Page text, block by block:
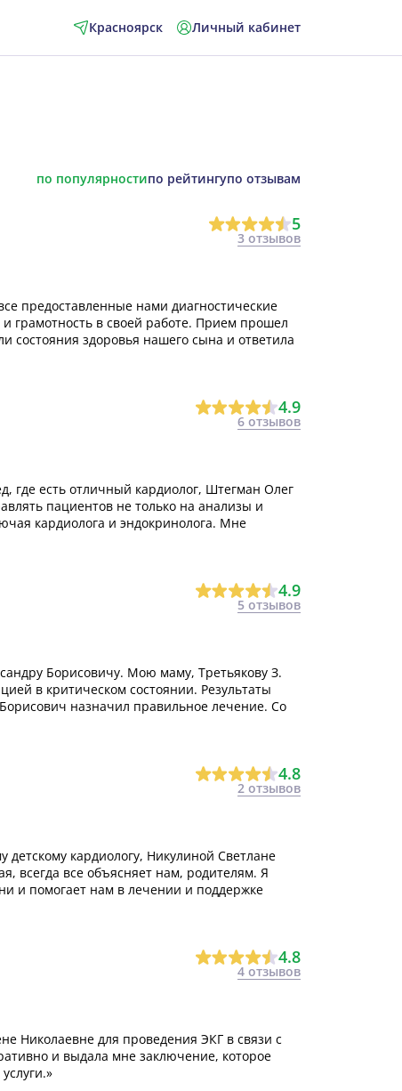
Красноярск Личный кабинет
по популярностипо рейтингупо отзывам
5
3 отзывов
предоставленные нами диагностические
грамотность в своей работе. Прием прошел
состояния здоровья нашего сына и ответила
4.9
6 отзывов
где есть отличный кардиолог, Штегман Олег
пациентов не только на анализы и
кардиолога и эндокринолога. Мне
4.9
5 отзывов
Борисовичу. Мою маму, Третьякову З.
в критическом состоянии. Результаты
назначил правильное лечение. Со
4.8
2 отзывов
кардиологу, Никулиной Светлане
всегда все объясняет нам, родителям. Я
и помогает нам в лечении и поддержке
4.8
4 отзывов
Николаевне для проведения ЭКГ в связи с
и выдала мне заключение, которое